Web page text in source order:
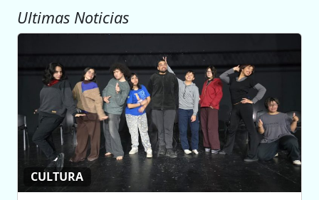
Ultimas Noticias
CULTURA